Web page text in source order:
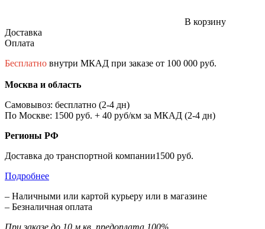
В корзину
Доставка
Оплата
Бесплатно внутри МКАД при заказе от 100 000 руб.
Москва и область
Самовывоз: бесплатно (2-4 дн)
По Москве: 1500 руб. + 40 руб/км за МКАД (2-4 дн)
Регионы РФ
Доставка до транспортной компании1500 руб.
Подробнее
– Наличными или картой курьеру или в магазине
– Безналичная оплата